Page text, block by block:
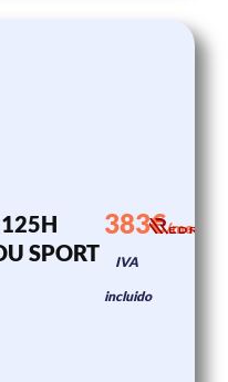
SPORT
383€/mes
IVA
incluido